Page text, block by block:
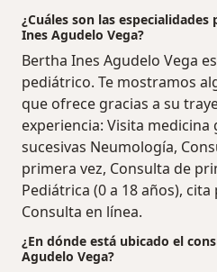
¿Cuáles son las
Ines Agudelo Vega?
Bertha Ines Agudelo Vega
pediátrico. Te mostramos
que ofrece gracias a su
experiencia: Visita medicina
sucesivas Neumología,
primera vez, Consulta de
Pediátrica (0 a 18 años),
Consulta en línea.
¿En dónde está ubicado el
Agudelo Vega?